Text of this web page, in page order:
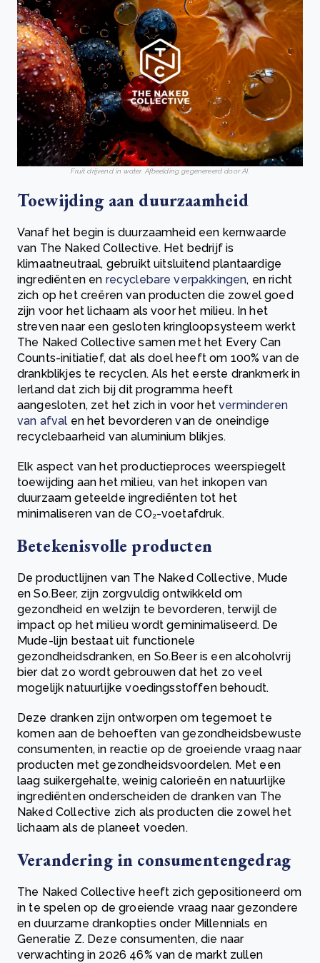
Fruit drijvend in water. Afbeelding gegenereerd door AI.
Toewijding aan duurzaamheid
Vanaf het begin is duurzaamheid een kernwaarde
van The Naked Collective. Het bedrijf is
klimaatneutraal, gebruikt uitsluitend plantaardige
ingrediënten en recyclebare verpakkingen, en richt
zich op het creëren van producten die zowel goed
zijn voor het lichaam als voor het milieu. In het
streven naar een gesloten kringloopsysteem werkt
The Naked Collective samen met het Every Can
Counts-initiatief, dat als doel heeft om 100% van de
drankblikjes te recyclen. Als het eerste drankmerk in
Ierland dat zich bij dit programma heeft
aangesloten, zet het zich in voor hetverminderen
van afval en het bevorderen van de oneindige
recyclebaarheid van aluminium blikjes.
Elk aspect van het productieproces weerspiegelt
toewijding aan het milieu, van het inkopen van
duurzaam geteelde ingrediënten tot het
minimaliseren van de CO₂-voetafdruk.
Betekenisvolle producten
De productlijnen van The Naked Collective, Mude
en So.Beer, zijn zorgvuldig ontwikkeld om
gezondheid en welzijn te bevorderen, terwijl de
impact op het milieu wordt geminimaliseerd. De
Mude-lijn bestaat uit functionele
gezondheidsdranken, en So.Beer is een alcoholvrij
bier dat zo wordt gebrouwen dat het zo veel
mogelijk natuurlijke voedingsstoffen behoudt.
Deze dranken zijn ontworpen om tegemoet te
komen aan de behoeften van gezondheidsbewuste
consumenten, in reactie op de groeiende vraag naar
producten met gezondheidsvoordelen. Met een
laag suikergehalte, weinig calorieën en natuurlijke
ingrediënten onderscheiden de dranken van The
Naked Collective zich als producten die zowel het
lichaam als de planeet voeden.
Verandering in consumentengedrag
The Naked Collective heeft zich gepositioneerd om
in te spelen op de groeiende vraag naar gezondere
en duurzame drankopties onder Millennials en
Generatie Z. Deze consumenten, die naar
verwachting in 2026 46% van de markt zullen